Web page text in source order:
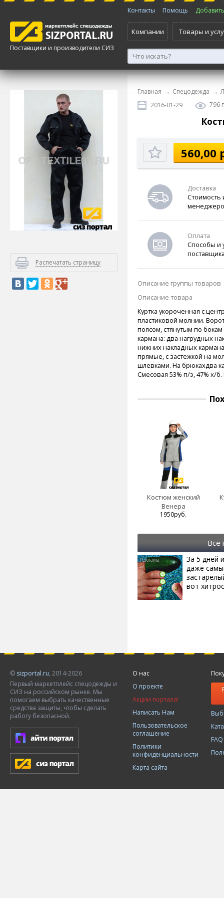
Поставщики и производители СИЗ
Контакты Помощь
Компании Товары и
Распечатать страницу
Главная → Спецодежда →
2016-01-29
796
560,00
Доставка
Стоимость
Оплата
Способы и
Описание группы товаров
Описание товара
Куртка укороченная с
пластиковой молнии.
поясом, стянутым по
кармана: два нагрудных
нижних накладных
прямые, с застежкой на
шлевками. На брюкахдва
Смесовая 53% п/э, 47% х/
Костюм женский
Венера
1950руб.
Все
За 5 дней
даже
вот
© sizportal.ru, 2014-2026
Первый маркетплейс спецодежды и
СИЗ на российском рынке. Мы
помогаем выбрать качественные
средства защиты, чтобы сделать
работу безопасной.
О нас
О проекте
Акции портала!
Написать Нам
Пользовательское
соглашение
Политики
конфиденциальности
Карта сайта
FAQ